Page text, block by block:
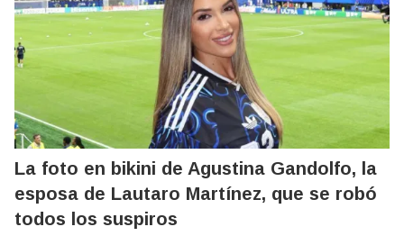
La foto en bikini de Agustina Gandolfo, la
esposa de Lautaro Martínez, que se robó
todos los suspiros